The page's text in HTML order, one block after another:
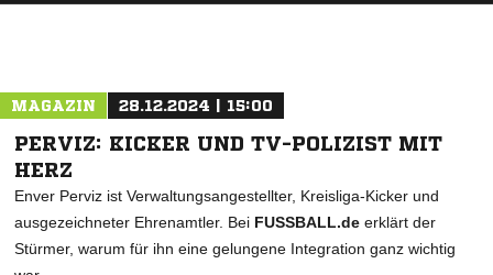
MAGAZIN 28.12.2024 | 15:00
PERVIZ: KICKER UND TV-POLIZIST MIT
HERZ
Enver Perviz ist Verwaltungsangestellter, Kreisliga-Kicker und
ausgezeichneter Ehrenamtler. Bei FUSSBALL.de erklärt der
Stürmer, warum für ihn eine gelungene Integration ganz wichtig